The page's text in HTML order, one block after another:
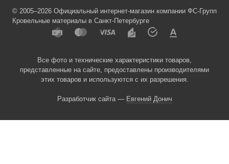
© 2005–2026 Официальный интернет-магазин компании ФС-Групп
Кровельные материалы в Санкт-Петербурге
Все фото и технические характеристики товаров,
представленные на сайте, предоставлены производителями
этих товаров и используются с их разрешения.
Разработчик сайта — Евгений Донич